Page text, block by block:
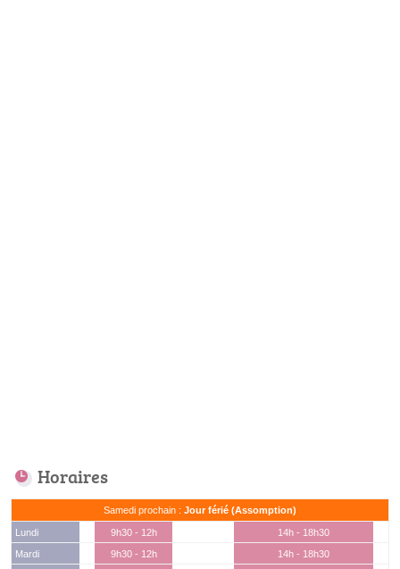
Horaires
Samedi prochain : Jour férié (Assomption)
Lundi 9h30 - 12h
14h - 18h30
Mardi
9h30 - 12h
14h - 18h30